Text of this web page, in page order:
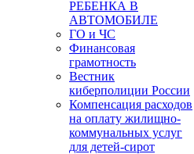
РЕБЕНКА В
АВТОМОБИЛЕ
ГО и ЧС
Финансовая
грамотность
Вестник
киберполиции России
Компенсация расходов
на оплату жилищно-
коммунальных услуг
для детей-сирот